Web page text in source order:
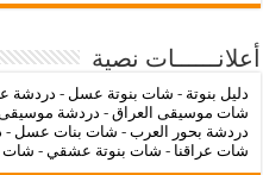
أعلانــــــات نصية
دليل بنوتة - شات بنوتة عسل - دردشة
شات موسيقى العراق- دردشة
دردشة بحور العرب- شات بنات عسل -
شات عراقنا - شات بنوتة عشقي- شات